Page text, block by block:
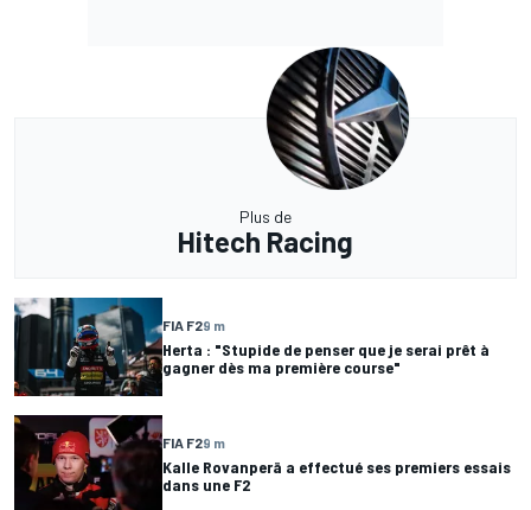
Plus de
Hitech Racing
FIA F29 m
Herta : "Stupide de penser que je serai prêt à
gagner dès ma première course"
FIA F29 m
Kalle Rovanperä a effectué ses premiers essais
dans une F2